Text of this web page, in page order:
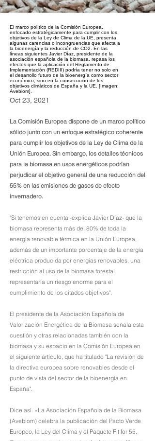
El marco político de la Comisión Europea,
enfocado estratégicamente para cumplir con los
objetivos de la Ley de Clima de la UE, presenta
algunas carencias o incongruencias que afecta a
la bioenergía y la reducción de CO2. En las
líneas siguientes Javier Díaz, presidente de la
asociación española de la biomasa, repasa los
efectos que la aplicación del Reglamento de
Implementación (REDIII) podría tener no solo en
el desarrollo futuro de la bioenergía como sector
económico, sino en la consecución de los
objetivos climáticos de España y la UE. [Imagen:
Avebiom].
Oct 23, 2021
La Comisión Europea dispone de un marco político
sólido junto con un enfoque estratégico coherente
para cumplir los objetivos de la Ley de Clima de la
Unión Europea. Sin embargo, los detalles técnicos
para la biomasa en usos energéticos podrían
perjudicar el objetivo general de una reducción del
55% en las emisiones de gases de efecto
invernadero.
"Si tenemos en cuenta -explica Javier Díaz- que la
biomasa representa más del 80% de toda la
energía renovable térmica en la Unión Europea,
además de un importante porcentaje de la energía
eléctrica producida por energías renovables, una
restricción al uso de la biomasa forestal
representaría un riesgo enorme para el
cumplimiento de los citados objetivos".
El presidente de la Asociación Española de
Valorización Energética de la Biomasa señala esta
cuestión y otras relacionadas también con la
biomasa y su espacio en la Comisión Europea en
el siguiente artículo, que ha titulado "La revisión de
la directiva europea sobre renovables desde el
punto de vista del sector de la bioenergía en
España".
Dice así. «La Asociación Española de la Biomasa
(Avebiom) celebra la publicación del Pacto Verde
Europeo, la Ley del Clima y el Paquete Fit for 55.